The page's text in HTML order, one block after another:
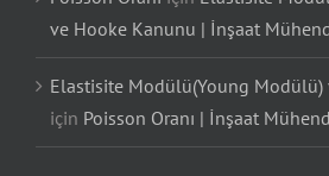
ve Hooke Kanunu | İnşaat
Elastisite Modülü(Young Modülü)
için Poisson Oranı | İnşaat